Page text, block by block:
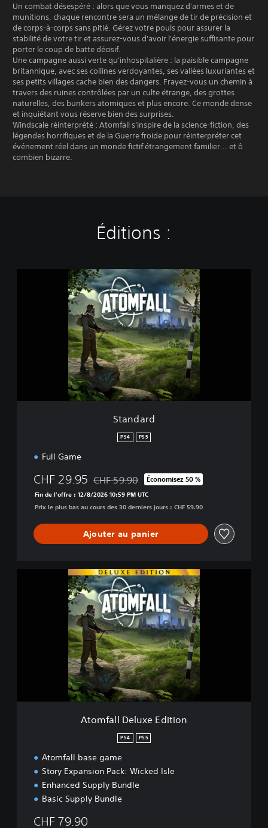
Un combat désespéré : alors que vous manquez d'armes et de
munitions, chaque rencontre sera un mélange de tir de précision et
de corps-à-corps sans pitié. Gérez votre pouls pour assurer la
stabilité de votre tir et assurez-vous d'avoir l'énergie suffisante pour
porter le coup de batte décisif.
Une campagne aussi verte qu'inhospitalière : la paisible campagne
britannique, avec ses collines verdoyantes, ses vallées luxuriantes et
ses petits villages cache bien des dangers. Frayez-vous un chemin à
travers des ruines contrôlées par un culte étrange, des grottes
naturelles, des bunkers atomiques et plus encore. Ce monde dense
et inquiétant vous réserve bien des surprises.
Windscale réinterprété : Atomfall s'inspire de la science-fiction, des
légendes horrifiques et de la Guerre froide pour réinterpréter cet
événement réel dans un monde fictif étrangement familier... et ô
combien bizarre.
Éditions :
Standard
PS4 PS5
Full Game
CHF 29.95 Remise par rapport au prix d'origine de
CHF 59.90 Économisez 50 %
Fin de l'offre : 12/8/2026 10:59 PM UTC
Prix le plus bas au cours des 30 derniers jours : CHF 59.90
Ajouter au panier
u
Atomfall Deluxe Edition
PS4 PS5
Atomfall base game
Story Expansion Pack: Wicked Isle
Enhanced Supply Bundle
Basic Supply Bundle
CHF 79.90